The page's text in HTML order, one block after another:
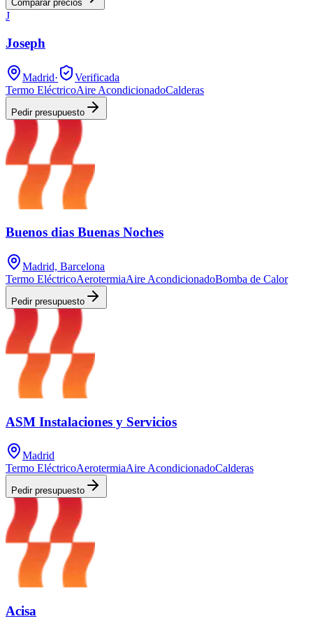
Comparar precios
J
Joseph
Madrid·
Verificada
Termo EléctricoAire AcondicionadoCalderas
Pedir presupuesto
Buenos dias Buenas Noches
Madrid, Barcelona
Termo EléctricoAerotermiaAire AcondicionadoBomba de Calor
Pedir presupuesto
ASM Instalaciones y Servicios
Madrid
Termo EléctricoAerotermiaAire AcondicionadoCalderas
Pedir presupuesto
Acisa